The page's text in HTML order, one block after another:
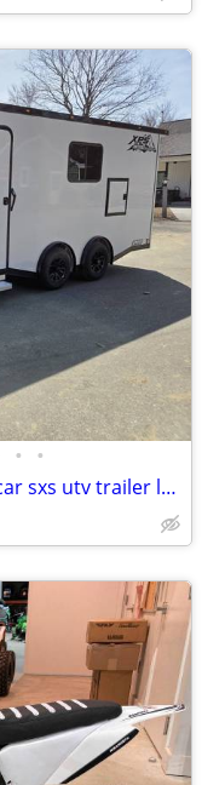
• •
2026 8.5x20 Nitro xps snowmobile car sxs utv trailer loaded aluminum